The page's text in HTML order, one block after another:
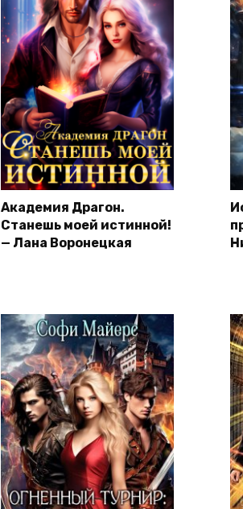
Академия Драгон.
Станешь моей истинной!
— Лана Воронецкая